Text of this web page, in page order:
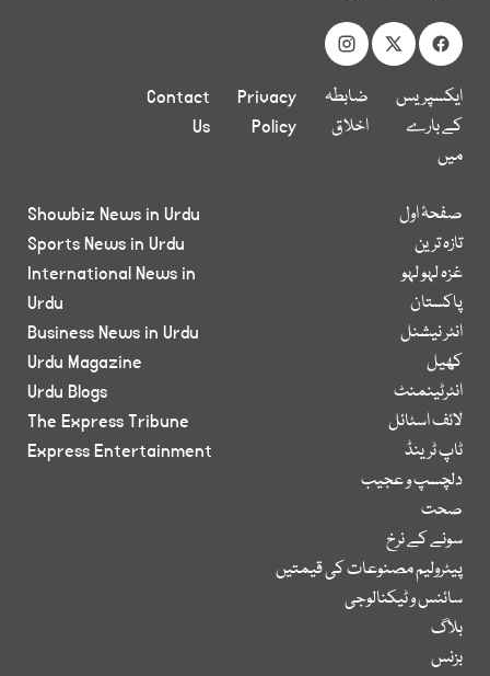
ایکسپریس
کے بارے
میں
ضابطہ
اخلاق
Privacy
Policy
Contact
Us
صفحۂ اول
تازہ ترین
غزہ لہو لہو
پاکستان
انٹر نیشنل
کھیل
انٹرٹینمنٹ
لائف اسٹائل
ٹاپ ٹرینڈ
دلچسپ و عجیب
صحت
سونے کے نرخ
پیٹرولیم مصنوعات کی قیمتیں
سائنس و ٹیکنالوجی
بلاگ
بزنس
Showbiz News in Urdu
Sports News in Urdu
International News in
Urdu
Business News in Urdu
Urdu Magazine
Urdu Blogs
The Express Tribune
Express Entertainment